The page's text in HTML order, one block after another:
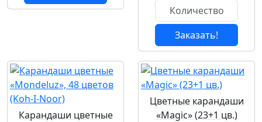
Заказать!
Карандаши цветные
Цветные карандаши
«Magic» (23+1 цв.)